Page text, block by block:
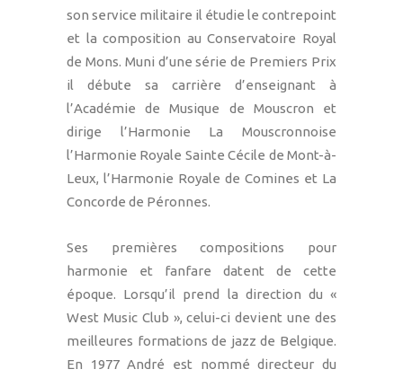
son service militaire il étudie le contrepoint
et la composition au Conservatoire Royal
de Mons. Muni d’une série de Premiers Prix
il débute sa carrière d’enseignant à
l’Académie de Musique de Mouscron et
dirige l’Harmonie La Mouscronnoise
l’Harmonie Royale Sainte Cécile de Mont-à-
Leux, l’Harmonie Royale de Comines et La
Concorde de Péronnes.
Ses premières compositions pour
harmonie et fanfare datent de cette
époque. Lorsqu’il prend la direction du «
West Music Club », celui-ci devient une des
meilleures formations de jazz de Belgique.
En 1977 André est nommé directeur du